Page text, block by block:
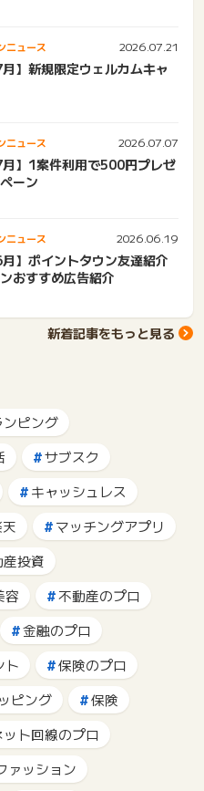
ニュース 2026.07.21
】新規限定ウェルカムキャ
ニュース 2026.07.07
月】1案件利用で500円プレゼ
ーン
ニュース 2026.06.19
】ポイントタウン友達紹介
おすすめ広告紹介
新着記事をもっと見る
ンピング
サブスク
キャッシュレス
マッチングアプリ
投資
容
不動産のプロ
金融のプロ
ト
保険のプロ
ピング
保険
ット回線のプロ
ァッション